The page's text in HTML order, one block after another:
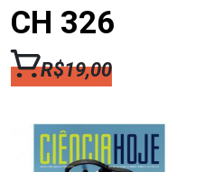
CH 326
R$19,00